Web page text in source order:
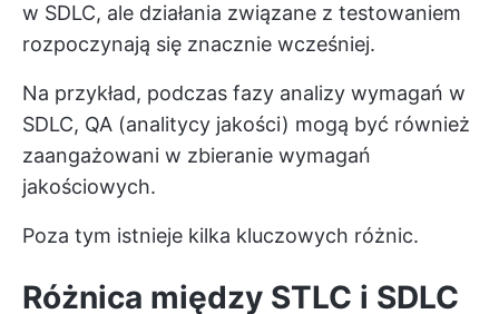
w SDLC, ale działania związane z testowaniem
rozpoczynają się znacznie wcześniej.
Na przykład, podczas fazy analizy wymagań w
SDLC, QA (analitycy jakości) mogą być również
zaangażowani w zbieranie wymagań
jakościowych.
Poza tym istnieje kilka kluczowych różnic.
Różnica między STLC i SDLC